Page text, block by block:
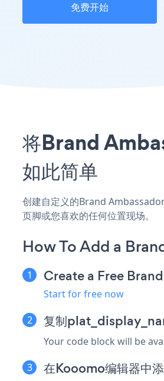
免费开始
将Brand
如此简单
创建自定义的Brand
页脚或您喜欢的任何位置现场。
How To Add a
Create a Free
Start for free now
复制
Your code block will be
在Kooomo编辑器中